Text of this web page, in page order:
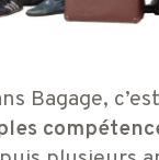
Bagage,